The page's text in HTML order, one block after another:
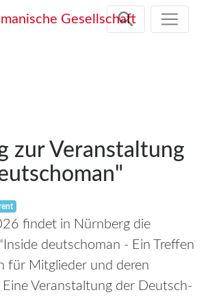
zur Veranstaltung
findet in Nürnberg die
deutschoman - Ein Treffen
für Mitglieder und deren
Veranstaltung der Deutsch-